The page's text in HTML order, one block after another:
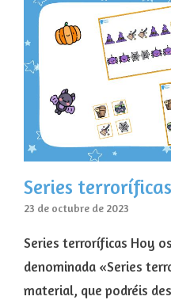
Series terroríficas
23 de octubre de 2023
Series terroríficas Hoy
denominada «Series
material, que podréis